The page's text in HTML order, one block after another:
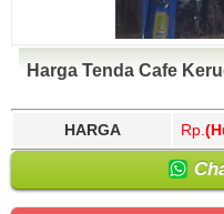
Harga Tenda Cafe
HARGA Rp.